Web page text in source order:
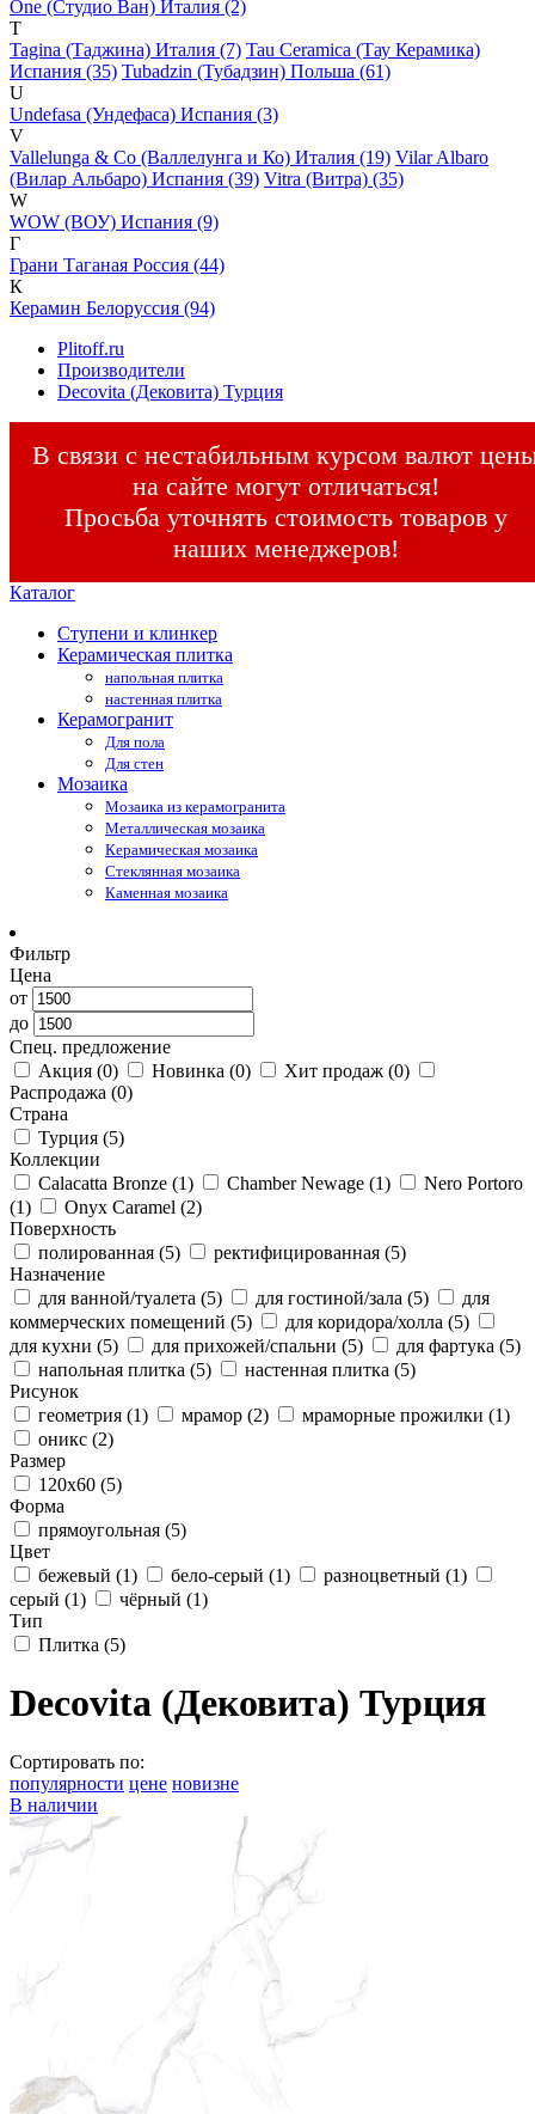
One (Студио Ван) Италия (2)
T
Tagina (Таджина) Италия (7) Tau Ceramica (Тау Керамика)
Испания (35) Tubadzin (Тубадзин) Польша (61)
U
Undefasa (Ундефаса) Испания (3)
V
Vallelunga & Co (Валлелунга и Ко) Италия (19) Vilar Albaro
(Вилар Альбаро) Испания (39) Vitra (Витра) (35)
W
WOW (ВОУ) Испания (9)
Г
Грани Таганая Россия (44)
К
Керамин Белоруссия (94)
Plitoff.ru
Производители
Decovita (Дековита) Турция
В связи с нестабильным курсом валют
на сайте могут отличаться!
Просьба уточнять стоимость товаров у
наших менеджеров!
Каталог
Ступени и клинкер
Керамическая плитка
напольная плитка
настенная плитка
Керамогранит
Для пола
Для стен
Мозаика
Мозаика из керамогранита
Металлическая мозаика
Керамическая мозаика
Стеклянная мозаика
Каменная мозаика
Фильтр
Цена
от
до
Спец. предложение
Акция (0) Новинка (0) Хит продаж (0)
Распродажа (0)
Страна
Турция (5)
Коллекции
Calacatta Bronze (1) Chamber Newage (1)
Nero Portoro
(1)
Onyx Caramel (2)
Поверхность
полированная (5) ректифицированная (5)
Назначение
для ванной/туалета (5) для гостиной/зала (5)
для
коммерческих помещений (5) для коридора/холла (5)
для кухни (5) для прихожей/спальни (5) для фартука (5)
напольная плитка (5) настенная плитка (5)
Рисунок
геометрия (1) мрамор (2) мраморные прожилки (1)
оникс (2)
Размер
120x60 (5)
Форма
прямоугольная (5)
Цвет
бежевый (1) бело-серый (1) разноцветный (1)
серый (1) чёрный (1)
Тип
Плитка (5)
Decovita (Дековита) Турция
Сортировать по:
популярности цене новизне
В наличии